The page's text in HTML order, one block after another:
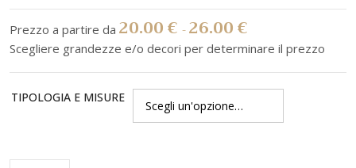
20.00€ -26.00€
TIPOLOGIA E MISURE